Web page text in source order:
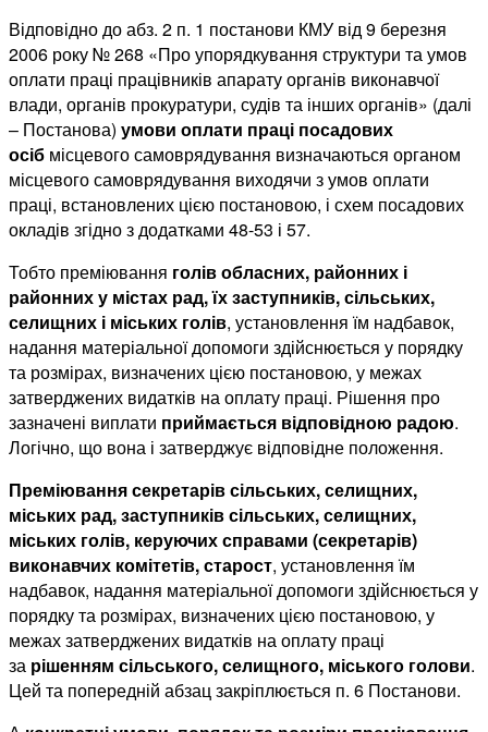
Відповідно до абз. 2 п. 1 постанови КМУ від 9 березня
2006 року № 268 «Про упорядкування структури та умов
оплати праці працівників апарату органів виконавчої
влади, органів прокуратури, судів та інших органів» (далі
– Постанова) умови оплати праці посадових
осіб місцевого самоврядування визначаються органом
місцевого самоврядування виходячи з умов оплати
праці, встановлених цією постановою, і схем посадових
окладів згідно з додатками 48-53 і 57.
Тобто преміювання голів обласних, районних і
районних у містах рад, їх заступників, сільських,
селищних і міських голів, установлення їм надбавок,
надання матеріальної допомоги здійснюється у порядку
та розмірах, визначених цією постановою, у межах
затверджених видатків на оплату праці. Рішення про
зазначені виплати приймається відповідною радою.
Логічно, що вона і затверджує відповідне положення.
Преміювання секретарів сільських, селищних,
міських рад, заступників сільських, селищних,
міських голів, керуючих справами (секретарів)
виконавчих комітетів, старост, установлення їм
надбавок, надання матеріальної допомоги здійснюється у
порядку та розмірах, визначених цією постановою, у
межах затверджених видатків на оплату праці
за рішенням сільського, селищного, міського голови.
Цей та попередній абзац закріплюється п. 6 Постанови.